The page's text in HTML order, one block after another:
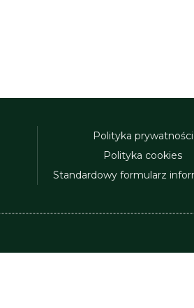
Polityka prywatności
Polityka cookies
Standardowy formularz